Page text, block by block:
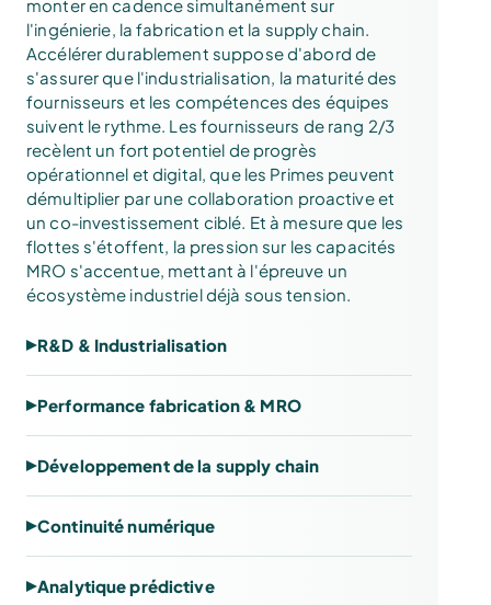
monter en cadence simultanément sur
l'ingénierie, la fabrication et la supply chain.
Accélérer durablement suppose d'abord de
s'assurer que l'industrialisation, la maturité des
fournisseurs et les compétences des équipes
suivent le rythme. Les fournisseurs de rang 2/3
recèlent un fort potentiel de progrès
opérationnel et digital, que les Primes peuvent
démultiplier par une collaboration proactive et
un co-investissement ciblé. Et à mesure que les
flottes s'étoffent, la pression sur les capacités
MRO s'accentue, mettant à l'épreuve un
écosystème industriel déjà sous tension.
R&D & Industrialisation
Performance fabrication & MRO
Développement de la supply chain
Continuité numérique
Analytique prédictive